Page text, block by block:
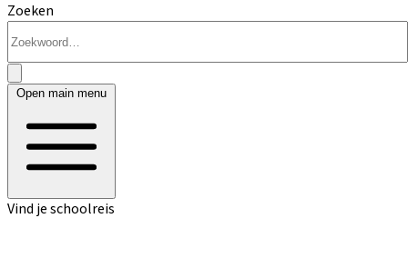
Zoeken
Open main menu
Vind je schoolreis